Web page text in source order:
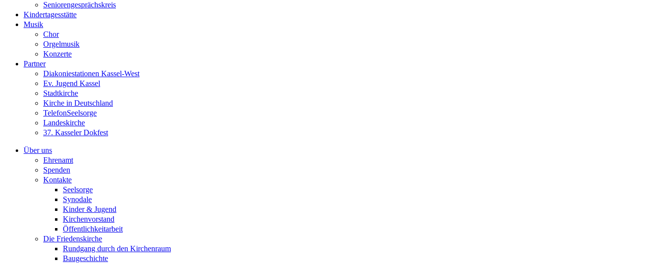
Seniorengesprächskreis
Kindertagesstätte
Musik
Chor
Orgelmusik
Konzerte
Partner
Diakoniestationen Kassel-West
Ev. Jugend Kassel
Stadtkirche
Kirche in Deutschland
TelefonSeelsorge
Landeskirche
37. Kasseler Dokfest
Über uns
Ehrenamt
Spenden
Kontakte
Seelsorge
Synodale
Kinder & Jugend
Kirchenvorstand
Öffentlichkeitarbeit
Die Friedenskirche
Rundgang durch den Kirchenraum
Baugeschichte